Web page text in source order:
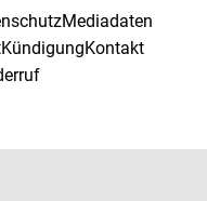
Mediadaten
KündigungKontakt